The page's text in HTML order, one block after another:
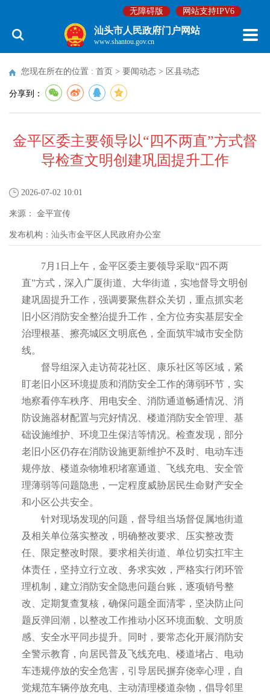
无障碍版 网站支持IPV6
汕头市人民政府门户网站
www.shantou.gov.cn
您现在所在的位置 : 首页 > 要闻动态 > 区县动态
分享到：
金平区委主要领导以“四不两直”方式督
导检查文明创建巩固提升工作
2026-07-02 10:01
来源： 金平宣传
发布机构： 汕头市金平区人民政府办公室
7月1日上午，金平区委主要领导采取“四不两
直”方式，深入广厦街道、大华街道，实地督导文明创
建巩固提升工作，强调要聚焦群众关切，重点抓实老
旧小区消防安全整治提升工作，全方位夯实基层安全
治理根基、擦亮城区文明底色，全面筑牢城市安全防
线。
督导组深入走访荷花社区、康乐社区等区域，紧
盯老旧小区环境提质和消防安全工作的薄弱环节，实
地察看停车秩序、用电安全、消防通道畅通情况、消
防设施器材配置与完好情况、楼道消防安全管理、基
础设施维护、环境卫生保洁等情况。检查发现，部分
老旧小区仍存在消防设施更新维护不及时、电动车违
规停放、楼道杂物堆积堵塞通道、飞线充电、安全管
理薄弱等问题隐患，一定程度威胁居民生命财产安全
和小区公共安全。
针对现场发现的问题，督导组当场督促属地街道
及相关单位落实整改，明确整改要求、压实整改责
任、限定整改时限。要求相关街道、单位切实扛牢主
体责任，坚持立行立改、务求实效，严格实行闭环管
理机制，建立消防安全隐患问题台账，逐项销号整
改、定期复查复核，确保问题全面清零，坚决防止问
题反弹回潮，以整改工作推动小区环境面貌、文明质
感、安全水平同步提升。同时，要常态化开展消防安
全警示教育，向居民普及飞线充电、楼道堵占、电动
车违规停放的安全危害，引导居民摒弃侥幸心理，自
觉规范车辆停放充电、主动清理楼道杂物，倡导邻里